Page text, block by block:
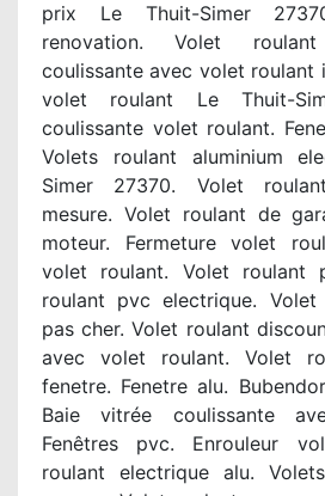
prix Le Thuit-Simer
renovation. Volet
coulissante avec volet roulant
volet roulant Le Thuit-
coulissante volet roulant.
Volets roulant aluminium
Simer 27370. Volet
mesure. Volet roulant de
moteur. Fermeture volet
volet roulant. Volet roulant
roulant pvc electrique. Volet
pas cher. Volet roulant
avec volet roulant. Volet
fenetre. Fenetre alu.
Baie vitrée coulissante
Fenêtres pvc. Enrouleur
roulant electrique alu.